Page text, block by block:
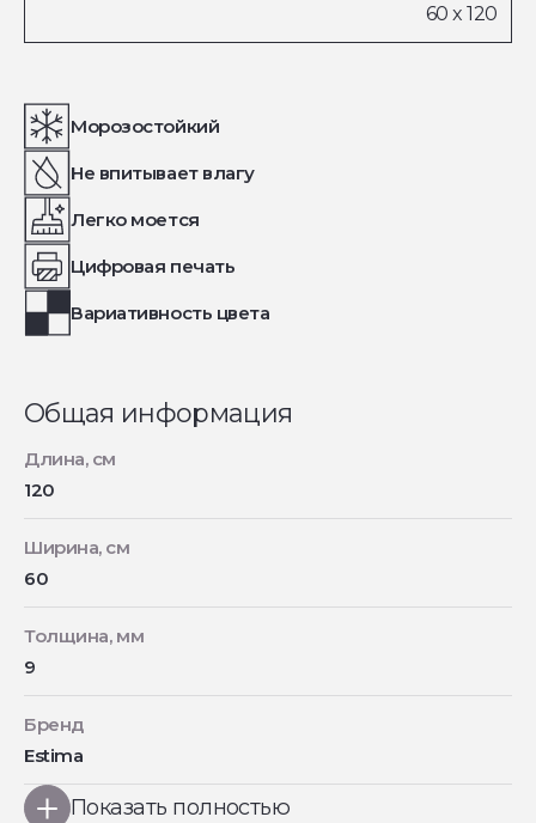
Морозостойкий
Не впитывает влагу
Легко моется
Цифровая печать
Вариативность цвета
Общая информация
Длина, см
120
Ширина, см
60
Толщина, мм
9
Бренд
Estima
Показать полностью